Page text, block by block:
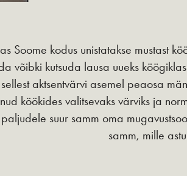
Soome kodus unistatakse mustast
võibki kutsuda lausa uueks
aktsentvärvi asemel peaosa
köökides valitsevaks värviks ja
suur samm oma
samm, mille